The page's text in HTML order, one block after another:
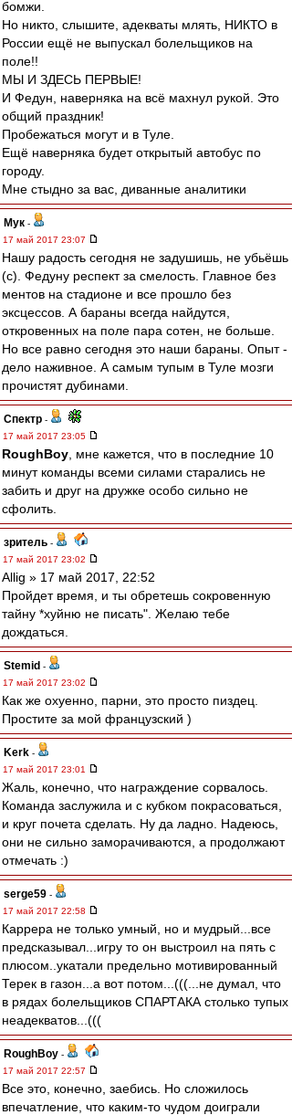
бомжи.
Но никто, слышите, адекваты млять, НИКТО в
России ещё не выпускал болельщиков на
поле!!
МЫ И ЗДЕСЬ ПЕРВЫЕ!
И Федун, наверняка на всё махнул рукой. Это
общий праздник!
Пробежаться могут и в Туле.
Ещё наверняка будет открытый автобус по
городу.
Мне стыдно за вас, диванные аналитики
Мук -
17 май 2017 23:07
Нашу радость сегодня не задушишь, не убьёшь
(с). Федуну респект за смелость. Главное без
ментов на стадионе и все прошло без
эксцессов. А бараны всегда найдутся,
откровенных на поле пара сотен, не больше.
Но все равно сегодня это наши бараны. Опыт -
дело наживное. А самым тупым в Туле мозги
прочистят дубинами.
Спектр -
17 май 2017 23:05
RoughBoy , мне кажется, что в последние 10
минут команды всеми силами старались не
забить и друг на дружке особо сильно не
сфолить.
зpитель -
17 май 2017 23:02
Allig » 17 май 2017, 22:52
Пройдет время, и ты обретешь сокровенную
тайну *хуйню не писать". Желаю тебе
дождаться.
Stemid -
17 май 2017 23:02
Как же охуенно, парни, это просто пиздец.
Простите за мой французский )
Kerk -
17 май 2017 23:01
Жаль, конечно, что награждение сорвалось.
Команда заслужила и с кубком покрасоваться,
и круг почета сделать. Ну да ладно. Надеюсь,
они не сильно заморачиваются, а продолжают
отмечать :)
serge59 -
17 май 2017 22:58
Каррера не только умный, но и мудрый...все
предсказывал...игру то он выстроил на пять с
плюсом..укатали предельно мотивированный
Терек в газон...а вот потом...(((...не думал, что
в рядах болельщиков СПАРТАКА столько тупых
неадекватов...(((
RoughBoy -
17 май 2017 22:57
Все это, конечно, заебись. Но сложилось
впечатление, что каким-то чудом доиграли